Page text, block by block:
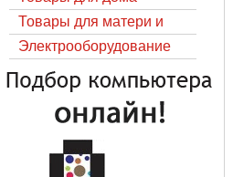
Товары для матери и
ребёнка
Электрооборудование